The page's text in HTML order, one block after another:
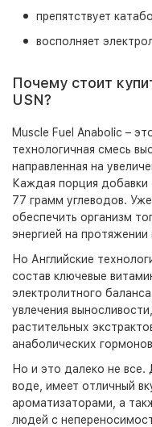
препятствует
восполняет
Почему стоит
USN?
Muscle Fuel Anabolic –
технологичная смесь
направленная на
Каждая порция
77 грамм углеводов.
обеспечить организм
энергией на протяжении
Но Английские
состав ключевые
электролитного
увлечения
растительных
анаболических
Но и это далеко не все.
воде, имеет отличный
ароматизаторами, а
людей с